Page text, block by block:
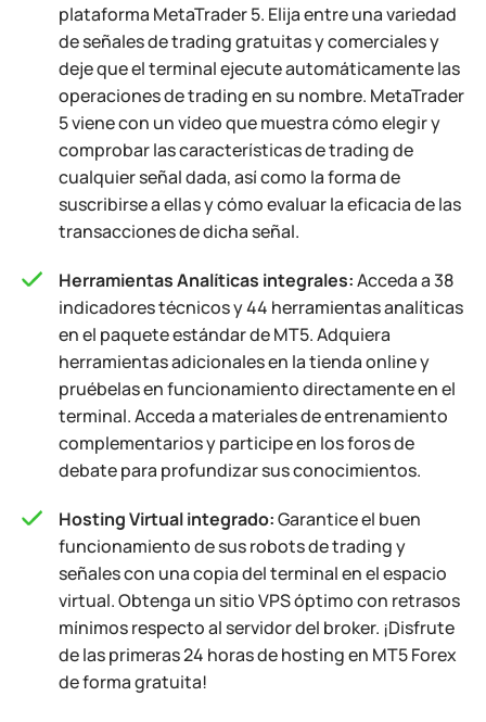
plataforma MetaTrader 5. Elija entre una variedad
de señales de trading gratuitas y comerciales y
deje que el terminal ejecute automáticamente las
operaciones de trading en su nombre. MetaTrader
5 viene con un vídeo que muestra cómo elegir y
comprobar las características de trading de
cualquier señal dada, así como la forma de
suscribirse a ellas y cómo evaluar la eficacia de las
transacciones de dicha señal.
Herramientas Analíticas integrales:Acceda a 38
indicadores técnicos y 44 herramientas analíticas
en el paquete estándar de MT5. Adquiera
herramientas adicionales en la tienda online y
pruébelas en funcionamiento directamente en el
terminal. Acceda a materiales de entrenamiento
complementarios y participe en los foros de
debate para profundizar sus conocimientos.
Hosting Virtual integrado:Garantice el buen
funcionamiento de sus robots de trading y
señales con una copia del terminal en el espacio
virtual. Obtenga un sitio VPS óptimo con retrasos
mínimos respecto al servidor del broker. ¡Disfrute
de las primeras 24 horas de hosting en MT5 Forex
de forma gratuita!